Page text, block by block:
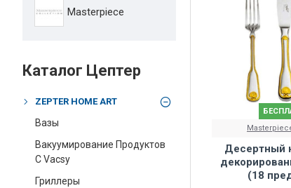
Masterpiece
Каталог Цептер
ZEPTER HOME ART
Вазы
Вакуумирование Продуктов
С Vacsy
Гриллеры
Десертный
(18